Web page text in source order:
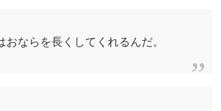
おならを長くしてくれるんだ。